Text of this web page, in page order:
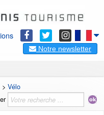
Notre newsletter
> Vélo